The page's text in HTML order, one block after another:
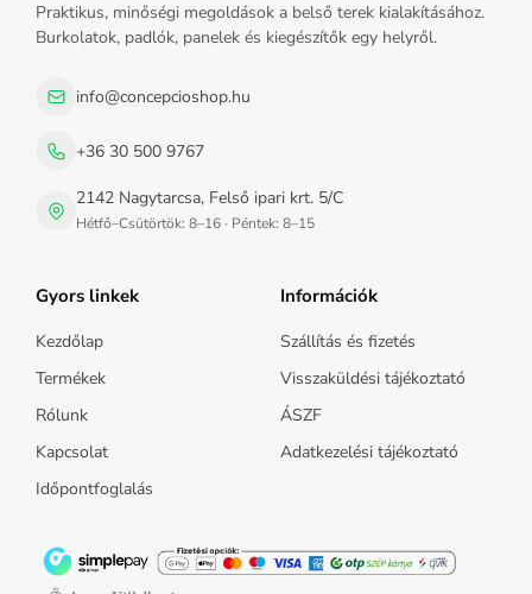
Praktikus, minőségi megoldások a belső terek kialakításához.
Burkolatok, padlók, panelek és kiegészítők egy helyről.
info@concepcioshop.hu
+36 30 500 9767
2142 Nagytarcsa, Felső ipari krt. 5/C
Hétfő–Csütörtök: 8–16 · Péntek: 8–15
Gyors linkek
Kezdőlap
Termékek
Rólunk
Kapcsolat
Időpontfoglalás
Információk
Szállítás és fizetés
Visszaküldési tájékoztató
ÁSZF
Adatkezelési tájékoztató